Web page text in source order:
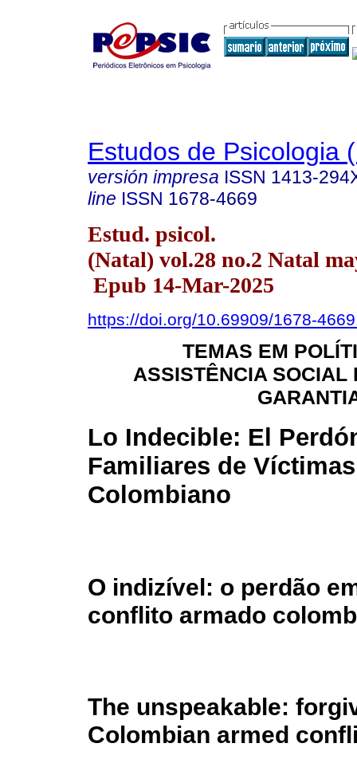
Estudos de Psicologia
versión impresa ISSN 1413-
line ISSN 1678-4669
Estud. psicol.
(Natal) vol.28 no.2 Natal
Epub 14-Mar-2025
https://doi.org/10.69909/1678-
TEMAS EM
ASSISTÊNCIA SOCIAL
Lo Indecible: El
Familiares de
Colombiano
O indizível: o perdão
conflito armado
The unspeakable:
Colombian armed